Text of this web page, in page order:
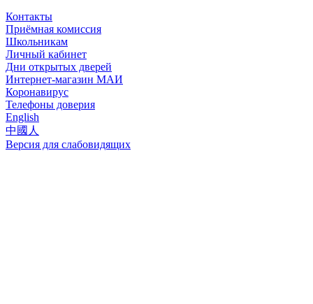
Контакты
Приёмная комиссия
Школьникам
Личный кабинет
Дни открытых дверей
Интернет-магазин МАИ
Коронавирус
Телефоны доверия
English
中國人
Версия для слабовидящих